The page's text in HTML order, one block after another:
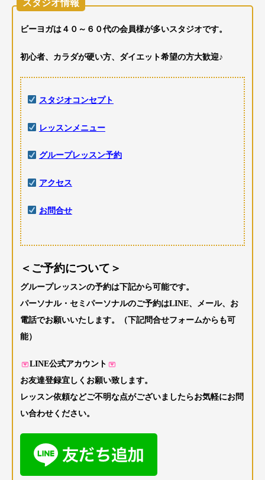
スタジオ情報
ビーヨガは４０～６０代の会員様が多いスタジオです。
初心者、カラダが硬い方、ダイエット希望の方大歓迎♪
スタジオコンセプト
レッスンメニュー
グループレッスン予約
アクセス
お問合せ
＜ご予約について＞
グループレッスンの予約は下記から可能です。
パーソナル・セミパーソナルのご予約はLINE、メール、お
電話でお願いいたします。（下記問合せフォームからも可
能）
LINE公式アカウント
お友達登録宜しくお願い致します。
レッスン依頼などご不明な点がございましたらお気軽にお問
い合わせください。